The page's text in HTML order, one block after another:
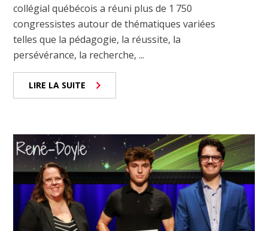
collégial québécois a réuni plus de 1 750
congressistes autour de thématiques variées
telles que la pédagogie, la réussite, la
persévérance, la recherche, ...
LIRE LA SUITE